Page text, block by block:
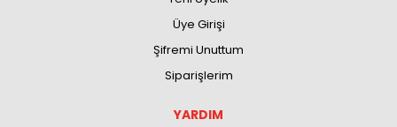
Üye Girişi
Şifremi Unuttum
Siparişlerim
YARDIM